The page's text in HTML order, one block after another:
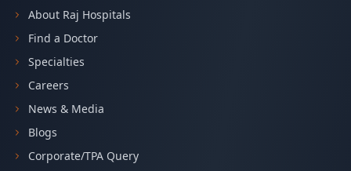
About Raj Hospitals
Find a Doctor
Specialties
Careers
News & Media
Blogs
Corporate/TPA Query